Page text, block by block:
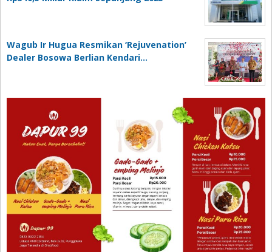
Wagub Ir Hugua Resmikan ‘Rejuvenation’
Dealer Bosowa Berlian Kendari…